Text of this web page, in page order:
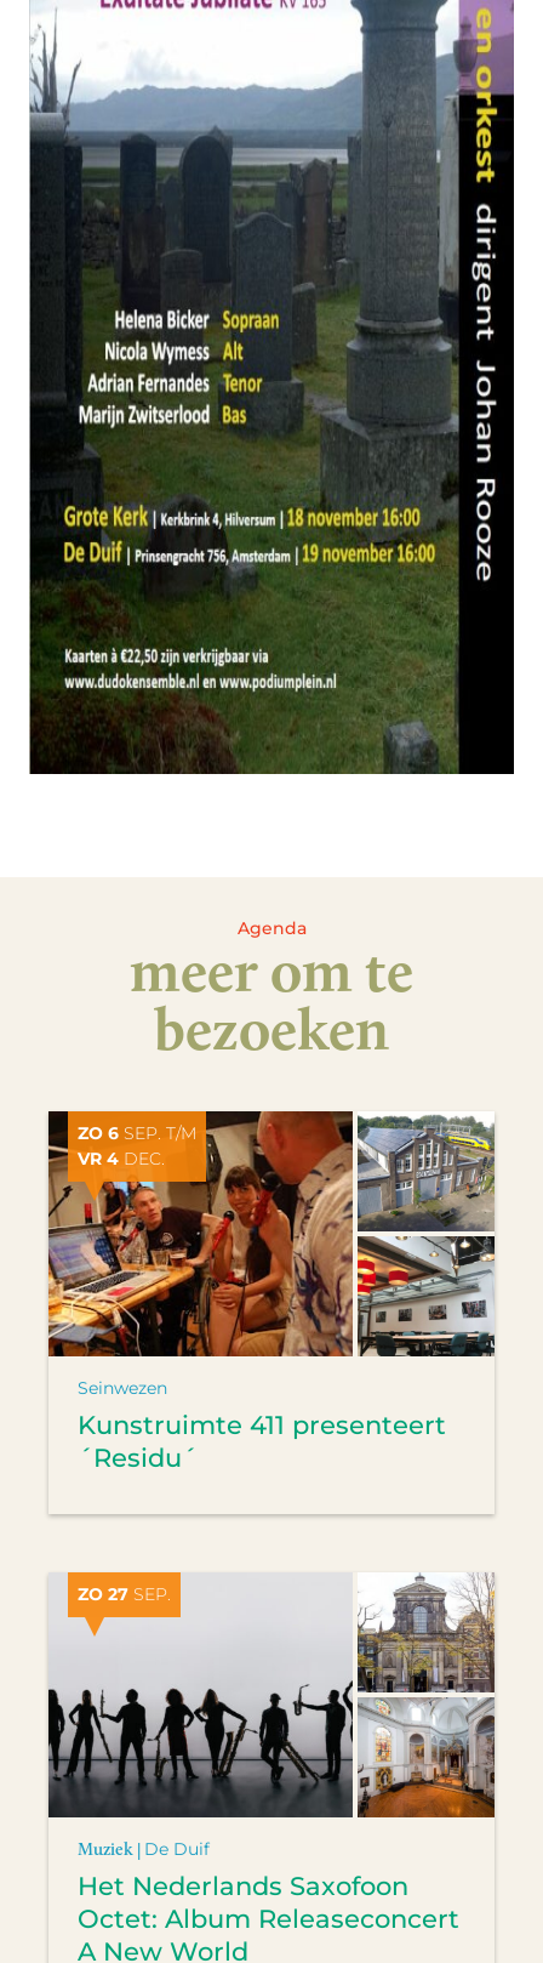
Agenda
meer om te
bezoeken
ZO 6 SEP. T/M
VR 4 DEC.
Seinwezen
Kunstruimte 411 presenteert
´Residu´
ZO 27 SEP.
Muziek | De Duif
Het Nederlands Saxofoon
Octet: Album Releaseconcert
A New World